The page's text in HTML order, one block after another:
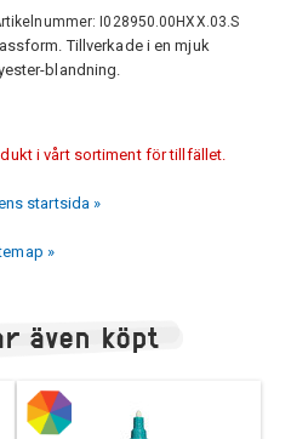
I028950.00HXX.03.S
Tillverkade i en mjuk
blandning.
i vårt sortiment för tillfället.
startsida »
»
även köpt